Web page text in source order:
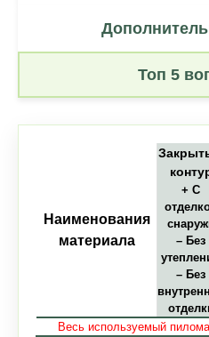
Топ 5
Наименования
материала
+ С
– Без
– Без
Весь используемый